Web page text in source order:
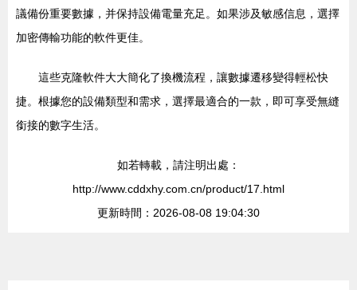
議備份重要數據，并保持設備電量充足。如果涉及敏感信息，選擇
加密傳輸功能的軟件更佳。
這些克隆軟件大大簡化了換機流程，讓數據遷移變得輕松快
捷。根據您的設備類型和需求，選擇最適合的一款，即可享受無縫
銜接的數字生活。
如若轉載，請注明出處：
http://www.cddxhy.com.cn/product/17.html
更新時間：2026-08-08 19:04:30